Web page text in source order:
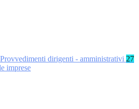
Provvedimenti dirigenti - amministrativi 27
imprese